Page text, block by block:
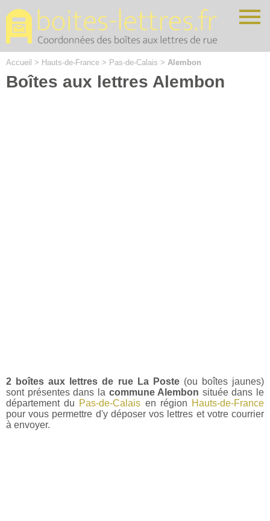
Accueil > Hauts-de-France > Pas-de-Calais > Alembon
Boîtes aux lettres Alembon
2 boîtes aux lettres de rue La Poste(ou boîtes jaunes)
sont présentes dans la commune Alembon située dans le
département du Pas-de-Calais en région Hauts-de-France
pour vous permettre d'y déposer vos lettres et votre courrier
à envoyer.